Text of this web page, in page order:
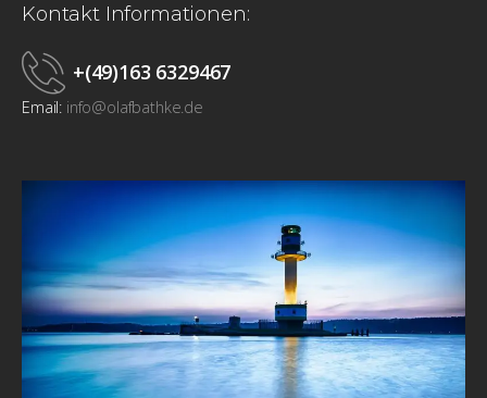
Kontakt Informationen:
+(49)163 6329467
Email: info@olafbathke.de